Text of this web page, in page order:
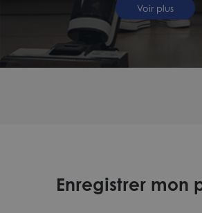
Voir plus
Enregistrer mon